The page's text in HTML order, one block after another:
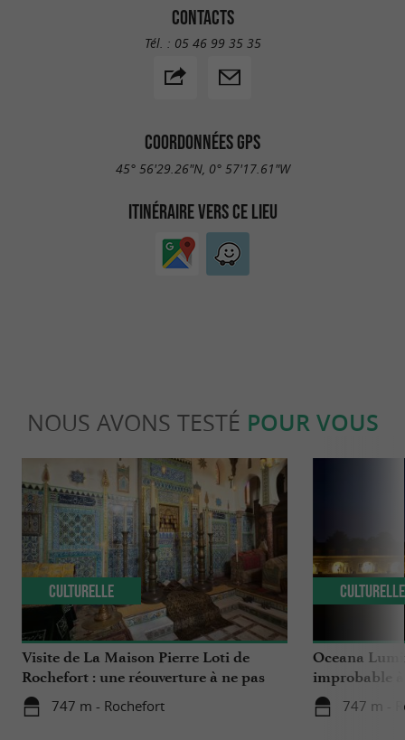
CONTACTS
Tél. : 05 46 99 35 35
COORDONNÉES GPS
45° 56'29.26"N, 0° 57'17.61"W
ITINÉRAIRE VERS CE LIEU
NOUS AVONS TESTÉ POUR VOUS
Visite de La Maison Pierre Loti de
Rochefort : une réouverture à ne pas
manquer
747 m - Rochefort
Culturelle
Oceana
improbable
747 m -
Culturelle